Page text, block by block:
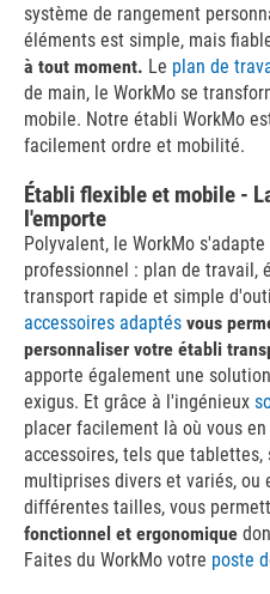
système de rangement
éléments est simple, mais
à tout moment. Le plan de
de main, le WorkMo se
mobile. Notre établi WorkMo
facilement ordre et mobilité.
Établi flexible et mobile -
l'emporte
Polyvalent, le WorkMo
professionnel : plan de travail,
transport rapide et simple
accessoires adaptés vous
personnaliser votre établi
apporte également une
exigus. Et grâce à l'ingénieux
placer facilement là où vous
accessoires, tels que
multiprises divers et variés, ou
différentes tailles, vous
fonctionnel et ergonomique
Faites du WorkMo votre poste